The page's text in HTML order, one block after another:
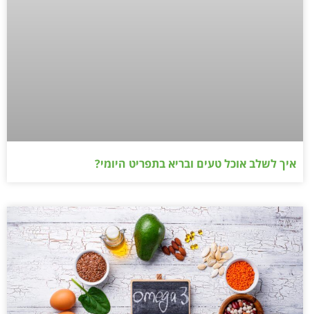
איך לשלב אוכל טעים ובריא בתפריט היומי?